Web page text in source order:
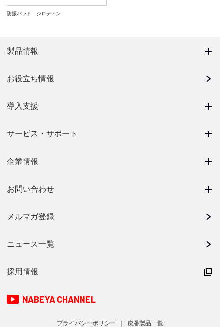
防振パッド シロディン
製品情報
お役立ち情報
導入支援
サービス・サポート
企業情報
お問い合わせ
メルマガ登録
ニュース一覧
採用情報
NABEYA CHANNEL
プライバシーポリシー 廃番製品一覧